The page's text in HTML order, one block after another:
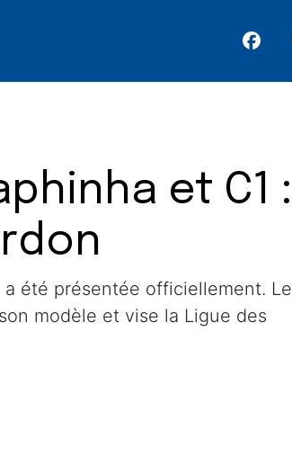
et C1 :
été présentée officiellement. Le
modèle et vise la Ligue des